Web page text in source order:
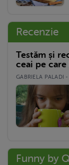
Recenzie
Testăm și
ceai pe
GABRIELA PALADI
Funny by